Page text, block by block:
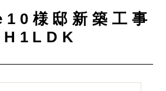
様邸新築工事
_H1LDK